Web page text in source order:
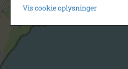
Vis cookie oplysninger